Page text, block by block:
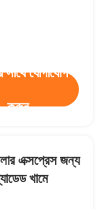
সাথে যোগাযোগ
করুন
এক্সপ্রেস জন্য
খামে